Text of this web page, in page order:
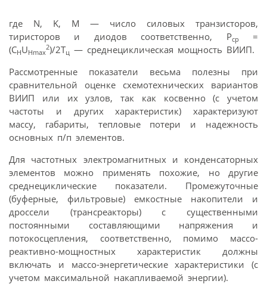
где N, K, M — число силовых транзисторов,
тиристоров и диодов соответственно, Рср
=
(СHUНmах
2)/2Тц — среднециклическая мощность ВИИП.
Рассмотренные показатели весьма полезны при
сравнительной оценке схемотехнических вариантов
ВИИП или их узлов, так как косвенно (с учетом
частоты и других характеристик) характеризуют
массу, габариты, тепловые потери и надежность
основных п/п элементов.
Для частотных электромагнитных и конденсаторных
элементов можно применять похожие, но другие
среднециклические показатели. Промежуточные
(буферные, фильтровые) емкостные накопители и
дроссели (трансреакторы) с существенными
постоянными составляющими напряжения и
потокосцепления, соответственно, помимо массо-
реактивно-мощностных характеристик должны
включать и массо-энергетические характеристики (с
учетом максимальной накапливаемой энергии).